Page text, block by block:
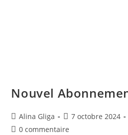
Nouvel
Alina Gliga 7 octobre 2024
0 commentaire